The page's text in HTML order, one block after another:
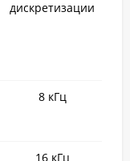
дискретизации
8 кГц
16 кГц